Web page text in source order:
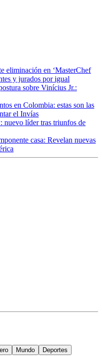
eliminación en ‘MasterChef
y jurados por igual
sobre Vinícius Jr.:
en Colombia: estas son las
el Invías
nuevo líder tras triunfos de
casa: Revelan nuevas
Mundo
Deportes